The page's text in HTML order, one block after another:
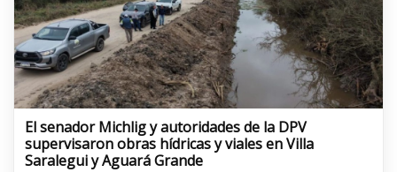
El senador Michlig y autoridades de la DPV
supervisaron obras hídricas y viales en Villa
Saralegui y Aguará Grande